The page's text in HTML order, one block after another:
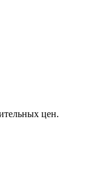
цен.